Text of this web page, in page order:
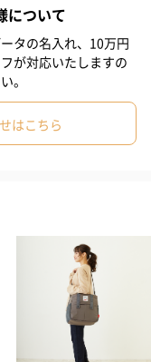
トループや首提げな
について
タの名入れ、10万円
が対応いたしますの
。
はこちら